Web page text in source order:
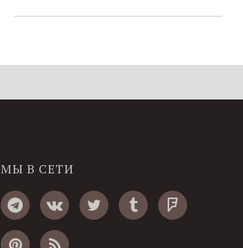
МЫ В СЕТИ